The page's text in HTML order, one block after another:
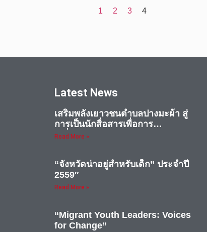
1 2 3 4
Latest News
เสริมพลังเยาวชนตำบลปางมะผ้า สู่
การเป็นนักสื่อสารเพื่อการ
เปลี่ยนแปลง
Read More »
“จังหวัดน่าอยู่สำหรับเด็ก” ประจำปี
2559″
Read More »
“Migrant Youth Leaders: Voices
for Change”